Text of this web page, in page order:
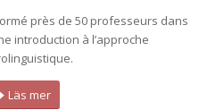
près de 50 professeurs dans
introduction à l’approche
Läs mer